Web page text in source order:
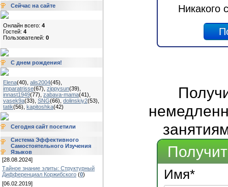
Сейчас на сайте
Онлайн всего: 4
Гостей: 4
Пользователей: 0
С днем рождения!
Elena(40) alis2004(45)
imparatrisse(67) zippysun(39)
innast1949(77) zabava-mama(41)
vasek9a(33) SNG(66) dolinskiy2(53)
tatik(56) kapitoshka(42)
Сегодня сайт посетили
Система Эффективного
Самостоятельного Изучения
Языков
[28.08.2024]
Тайное знание элиты: Структурный
Дифференциал Коржибского (0)
[06.02.2019]
Никакого
Имя*